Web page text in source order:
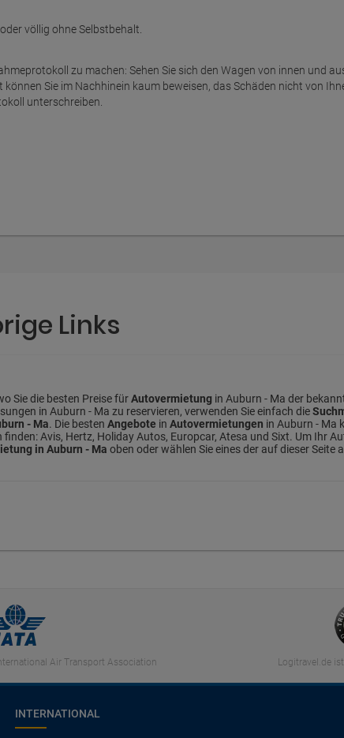
völlig ohne Selbstbehalt.
zu machen: Sehen Sie sich den Wagen von innen und
Sie im Nachhinein kaum beweisen, das Schäden nicht von
unterschreiben.
Links
Sie die besten Preise fürAutovermietung in Auburn - Ma der
in Auburn - Ma zu reservieren, verwenden Sie einfach die
- Ma. Die besten Angebote in Autovermietungen in Auburn - Ma
Avis, Hertz, Holiday Autos, Europcar, Atesa und Sixt. Um Ihr
in Auburn - Ma oben oder wählen Sie eines der auf dieser Seite
Air Transport Association Logitravel.de
INTERNATIONAL